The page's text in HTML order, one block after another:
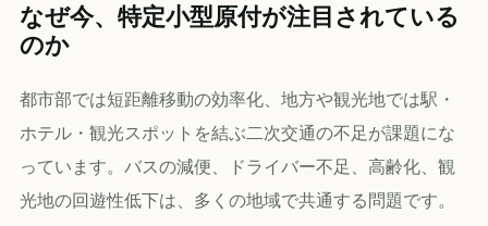
なぜ今、特定小型原付が注目されている
のか
都市部では短距離移動の効率化、地方や観光地では駅・
ホテル・観光スポットを結ぶ二次交通の不足が課題にな
っています。バスの減便、ドライバー不足、高齢化、観
光地の回遊性低下は、多くの地域で共通する問題です。